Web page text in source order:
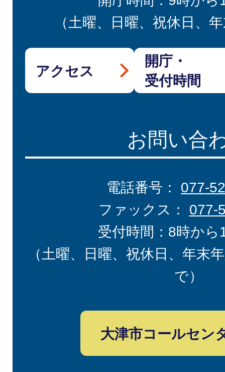
（土曜、日曜、祝休日、
アクセス
開庁・
受付時間
お問い合
電話番号： 077-
ファックス： 077-
受付時間：8時から
（土曜、日曜、祝休日、年末
で）
大津市コールセン